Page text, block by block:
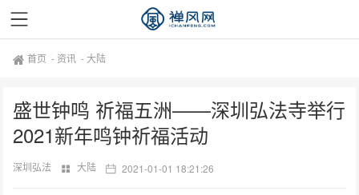
首页 - 资讯 -大陆
盛世钟鸣 祈福五洲——深圳弘法寺举行
2021新年鸣钟祈福活动
深圳弘法 大陆 2021-01-01 18:21:26